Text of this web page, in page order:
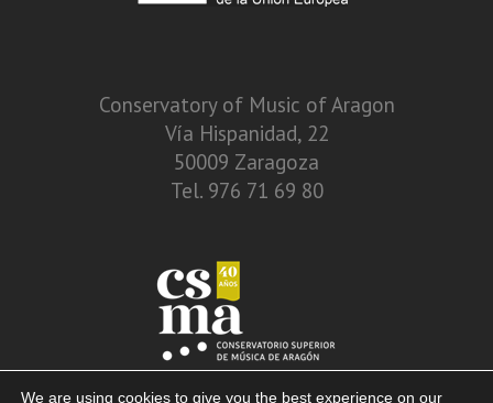
Conservatory of Music of Aragon
Vía Hispanidad, 22
50009 Zaragoza
Tel. 976 71 69 80
We are using cookies to give you the best experience on our